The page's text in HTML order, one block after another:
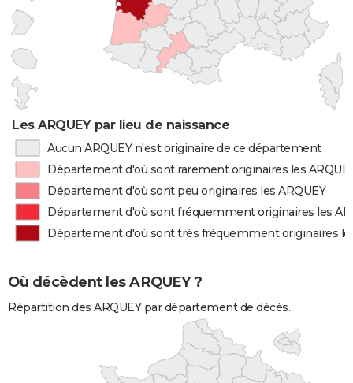
Les ARQUEY par lieu de naissance
Aucun ARQUEY n'est originaire de ce département
Département d'où sont rarement originaires les
Département d'où sont peu originaires les ARQUEY
Département d'où sont fréquemment originaires les
Département d'où sont très fréquemment originaires
Où décèdent les ARQUEY ?
Répartition des ARQUEY par département de décès.